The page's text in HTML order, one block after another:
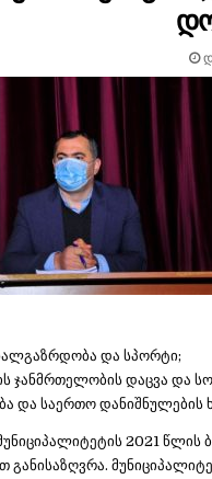
და სპორტი;
ჯანმრთელობის დაცვა და
და საერთო დანიშნულების
2021 წლის
განისაზღვრა.